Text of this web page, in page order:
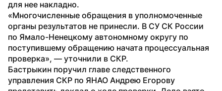
для нее накладно.
«Многочисленные обращения в уполномоченные
органы результатов не принесли. В СУ СК России
по Ямало-Ненецкому автономному округу по
поступившему обращению начата процессуальная
проверка», — уточнили в СКР.
Бастрыкин поручил главе следственного
управления СКР по ЯНАО Андрею Егорову